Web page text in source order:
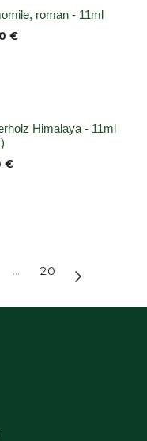
roman - 11ml
€
Himalaya - 11ml
€
… 20